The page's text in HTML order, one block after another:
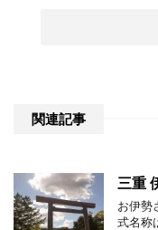
関連記事
三重
お伊
式名称